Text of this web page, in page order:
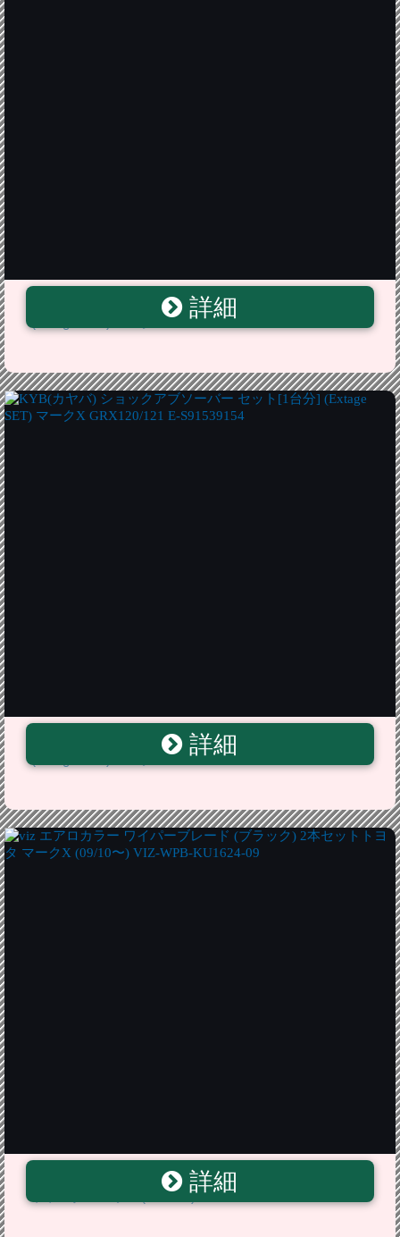
KYB(カヤバ) ショックアブソーバー セット[1台分]
(Extage SET) マークX GRX130 M/C E-S91789179
詳細
KYB(カヤバ) ショックアブソーバー セット[1台分]
(Extage SET) マークX GRX120/121 E-S91539154
詳細
viz エアロカラー ワイパーブレード (ブラック) 2本セッ
トトヨタ マークX (09/10〜) VIZ-WPB-KU1624-09
詳細